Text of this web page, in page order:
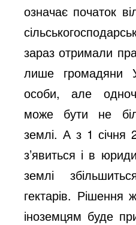
означає початок
зараз отримали
лише громадяни
особи, але
може бути не
землі. А з 1 січня
з’явиться і в
землі
гектарів.
іноземцям буде